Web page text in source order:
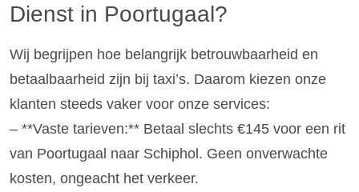
Dienst in Poortugaal?
Wij begrijpen hoe belangrijk betrouwbaarheid en
betaalbaarheid zijn bij taxi’s. Daarom kiezen onze
klanten steeds vaker voor onze services:
– **Vaste tarieven:** Betaal slechts €145 voor een rit
van Poortugaal naar Schiphol. Geen onverwachte
kosten, ongeacht het verkeer.